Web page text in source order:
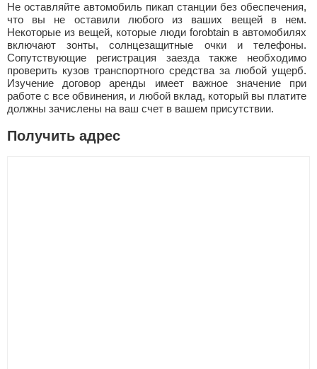
Не оставляйте автомобиль пикап станции без обеспечения,
что вы не оставили любого из ваших вещей в нем.
Некоторые из вещей, которые люди forobtain в автомобилях
включают зонты, солнцезащитные очки и телефоны.
Сопутствующие регистрация заезда также необходимо
проверить кузов транспортного средства за любой ущерб.
Изучение договор аренды имеет важное значение при
работе с все обвинения, и любой вклад, который вы платите
должны зачислены на ваш счет в вашем присутствии.
Получить адрес